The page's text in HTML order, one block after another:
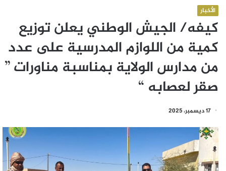
الأخبار
كيفه/ الجيش الوطني يعلن توزيع
كمية من اللوازم المدرسية على عدد
من مدارس الولاية بمناسبة مناورات ”
صقر لعصابه “
17 ديسمبر، 2025